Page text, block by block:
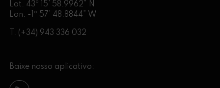
Lat. 43º 15’ 58.9962” N
Lon. -1º 57’ 48.8844” W
T. (+34) 943 336 032
Baixe nosso aplicativo: